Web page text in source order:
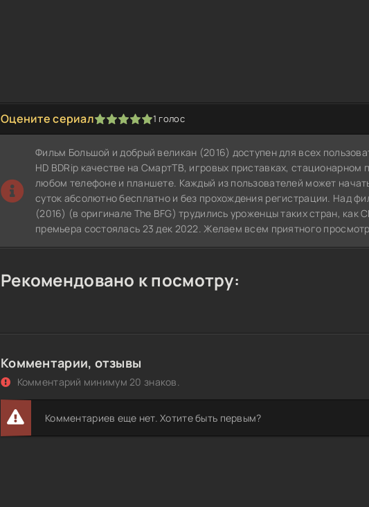
Оцените сериал
1 2 3 4 5 1 голос
Фильм Большой и добрый великан (2016) доступен для всех
HD BDRip качестве на СмартТВ, игровых приставках,
любом телефоне и планшете. Каждый из пользователей может
суток абсолютно бесплатно и без прохождения регистрации. Над
(2016) (в оригинале The BFG) трудились уроженцы таких стран,
премьера состоялась 23 дек 2022. Желаем всем приятного
Рекомендовано к посмотру:
Комментарии, отзывы
Комментарий минимум 20 знаков.
Комментариев еще нет. Хотите быть первым?